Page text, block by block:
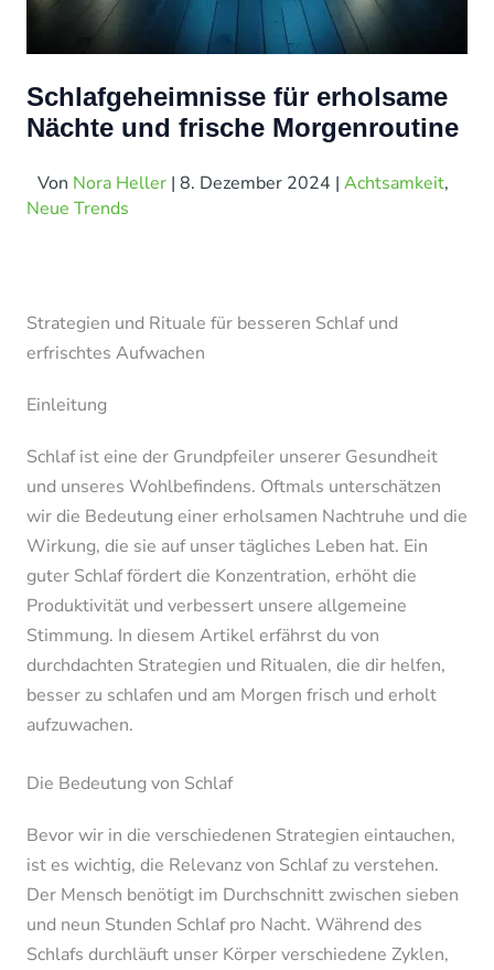
Schlafgeheimnisse für erholsame
Nächte und frische Morgenroutine
Von Nora Heller | 8. Dezember 2024 | Achtsamkeit,
Neue Trends
Strategien und Rituale für besseren Schlaf und
erfrischtes Aufwachen
Einleitung
Schlaf ist eine der Grundpfeiler unserer Gesundheit
und unseres Wohlbefindens. Oftmals unterschätzen
wir die Bedeutung einer erholsamen Nachtruhe und die
Wirkung, die sie auf unser tägliches Leben hat. Ein
guter Schlaf fördert die Konzentration, erhöht die
Produktivität und verbessert unsere allgemeine
Stimmung. In diesem Artikel erfährst du von
durchdachten Strategien und Ritualen, die dir helfen,
besser zu schlafen und am Morgen frisch und erholt
aufzuwachen.
Die Bedeutung von Schlaf
Bevor wir in die verschiedenen Strategien eintauchen,
ist es wichtig, die Relevanz von Schlaf zu verstehen.
Der Mensch benötigt im Durchschnitt zwischen sieben
und neun Stunden Schlaf pro Nacht. Während des
Schlafs durchläuft unser Körper verschiedene Zyklen,